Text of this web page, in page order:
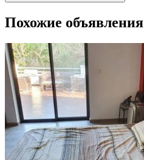
Похожие объявления